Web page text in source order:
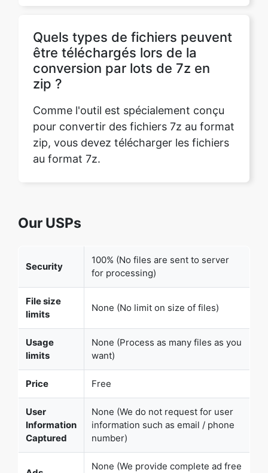
être téléchargés lors de la
conversion par lots de 7z en
zip ?
pour convertir des fichiers 7z au format
zip, vous devez télécharger les fichiers
au format 7z.
for processing)
File size
limits
Usage
limits
None (Process as many files as you
want)
Price Free
User
Information
Captured
None (We do not request for user
information such as email / phone
number)
None (We provide complete ad free
experience)